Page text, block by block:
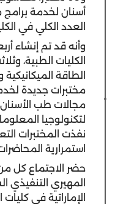
أسنان لخدمة برامج
العدد الكلي في الكلية
وأنه قد تم إنشاء
الكليات الطبية،
الطاقة
مختبرات جديدة
مجالات طب
لتكنولوجيا
نفذت المختبرات
استمرارية
حضر الاجتماع كل
المهيري التنفيذي
الإماراتية في